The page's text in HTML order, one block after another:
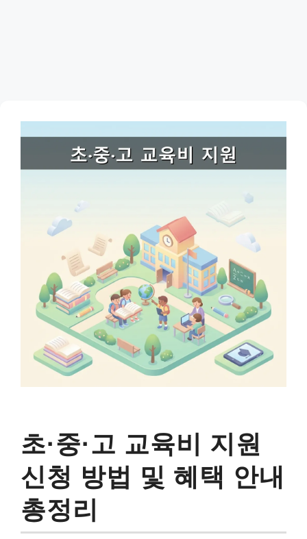
초·중·고 교육비 지원
신청 방법 및 혜택 안내
총정리